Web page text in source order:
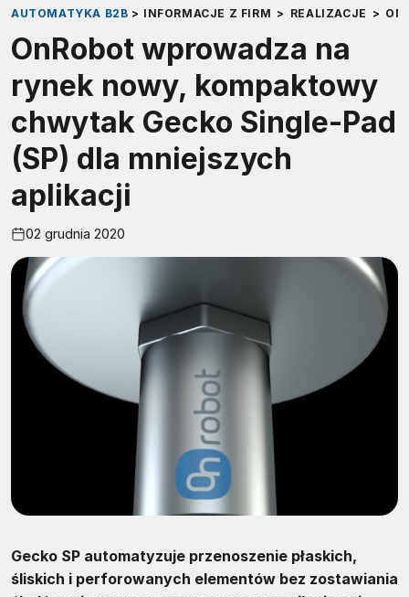
AUTOMATYKA B2B > INFORMACJE Z FIRM > REALIZACJE >
OnRobot wprowadza na
rynek nowy, kompaktowy
chwytak Gecko Single-Pad
(SP) dla mniejszych
aplikacji
02 grudnia 2020
Gecko SP automatyzuje przenoszenie płaskich,
śliskich i perforowanych elementów bez zostawiania